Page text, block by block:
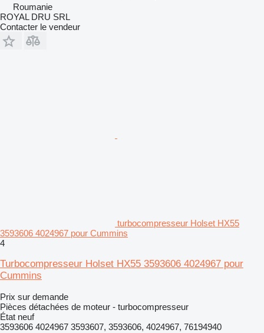
Roumanie
ROYAL DRU SRL
Contacter le vendeur
turbocompresseur Holset HX55
3593606 4024967 pour Cummins
4
Turbocompresseur Holset HX55 3593606 4024967 pour
Cummins
Prix sur demande
Pièces détachées de moteur - turbocompresseur
État neuf
3593606 4024967 3593607, 3593606, 4024967, 76194940